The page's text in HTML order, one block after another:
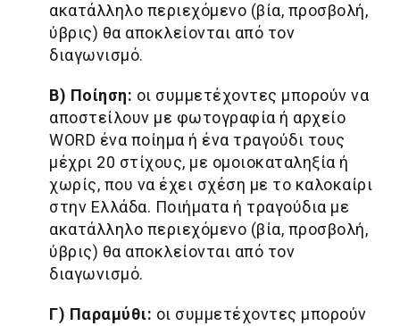
ακατάλληλο περιεχόμενο (βία, προσβολή,
ύβρις) θα αποκλείονται από τον
διαγωνισμό.
Β) Ποίηση: οι συμμετέχοντες μπορούν να
αποστείλουν με φωτογραφία ή αρχείο
WORD ένα ποίημα ή ένα τραγούδι τους
μέχρι 20 στίχους, με ομοιοκαταληξία ή
χωρίς, που να έχει σχέση με το καλοκαίρι
στην Ελλάδα. Ποιήματα ή τραγούδια με
ακατάλληλο περιεχόμενο (βία, προσβολή,
ύβρις) θα αποκλείονται από τον
διαγωνισμό.
Γ) Παραμύθι: οι συμμετέχοντες μπορούν